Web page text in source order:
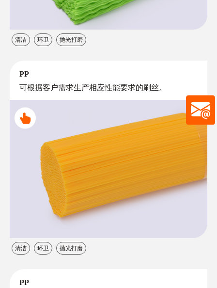
清洁 环卫 抛光打磨
PP
可根据客户需求生产相应性能要求的刷丝。
清洁 环卫 抛光打磨
PP